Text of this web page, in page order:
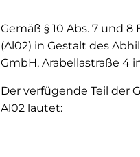
Gemäß § 10 Abs. 7 und 8
(Al02) in Gestalt des
GmbH, Arabellastraße 4
Der verfügende Teil der
Al02 lautet: